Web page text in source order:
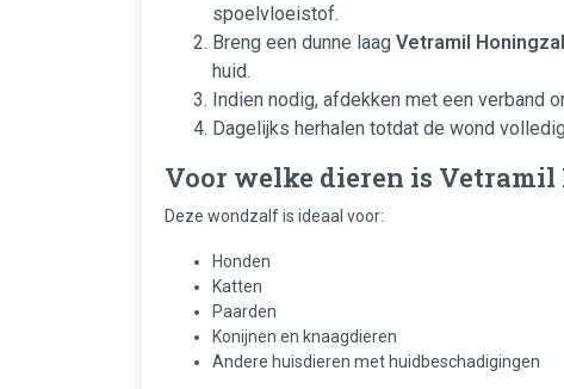
spoelvloeistof.
Breng een dunne laag Vetramil
huid.
Indien nodig, afdekken met een verband
Dagelijks herhalen totdat de wond
Voor welke dieren is
Deze wondzalf is ideaal voor:
Honden
Katten
Paarden
Konijnen en knaagdieren
Andere huisdieren met huidbeschadigingen